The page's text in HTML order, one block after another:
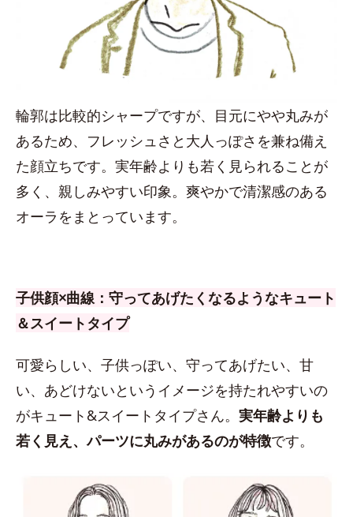
輪郭は比較的シャープですが、目元にやや丸みが
あるため、フレッシュさと大人っぽさを兼ね備え
た顔立ちです。実年齢よりも若く見られることが
多く、親しみやすい印象。爽やかで清潔感のある
オーラをまとっています。
子供顔×曲線：守ってあげたくなるようなキュート
＆スイートタイプ
可愛らしい、子供っぽい、守ってあげたい、甘
い、あどけないというイメージを持たれやすいの
がキュート&スイートタイプさん。 実年齢よりも
若く見え、パーツに丸みがあるのが特徴です。